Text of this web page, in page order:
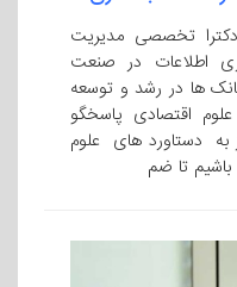
تخصصی مدیریت
اطلاعات در صنعت
ها در رشد و توسعه
اقتصادی پاسخگو
به دستاورد های علوم
تا ضم